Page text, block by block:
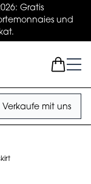
Gratis
und
Verkaufe mit uns